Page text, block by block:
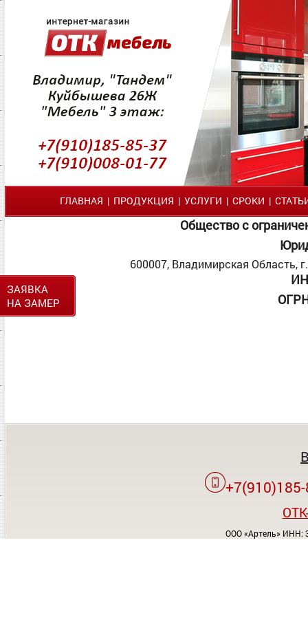
ЗАЯВКА
НА ЗАМЕР
ГЛАВНАЯ | ПРОДУКЦИЯ | УСЛУГИ | СРОКИ |
Общество с
600007, Владимирская Область,
ООО «Артель» ИНН: